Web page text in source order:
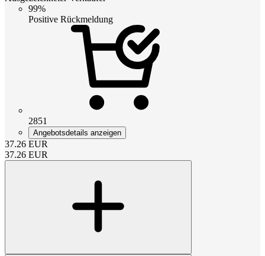
99%
Positive Rückmeldung
2851
Angebotsdetails anzeigen
37.26 EUR
37.26 EUR